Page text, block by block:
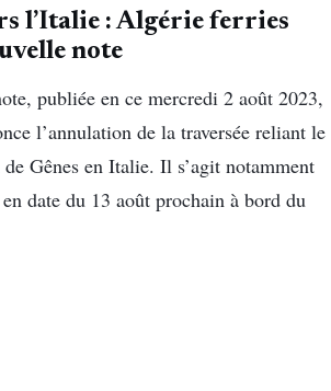
l’Italie : Algérie ferries
note
publiée en ce mercredi 2 août 2023,
l’annulation de la traversée reliant le
Gênes en Italie. Il s’agit notamment
date du 13 août prochain à bord du